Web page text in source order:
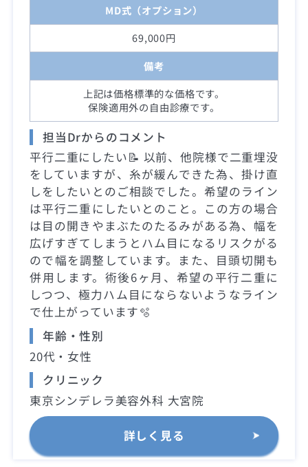
MD式（オプション）
69,000円
備考
上記は価格標準的な価格です。
保険適用外の自由診療です。
担当Drからのコメント
平行二重にしたい📝 以前、他院様で二重埋没
をしていますが、糸が緩んできた為、掛け直
しをしたいとのご相談でした。希望のライン
は平行二重にしたいとのこと。この方の場合
は目の開きやまぶたのたるみがある為、幅を
広げすぎてしまうとハム目になるリスクがる
ので幅を調整しています。また、目頭切開も
併用します。術後6ヶ月、希望の平行二重に
しつつ、極力ハム目にならないようなライン
で仕上がっています🫧
年齢・性別
20代・女性
クリニック
東京シンデレラ美容外科 大宮院
詳しく見る